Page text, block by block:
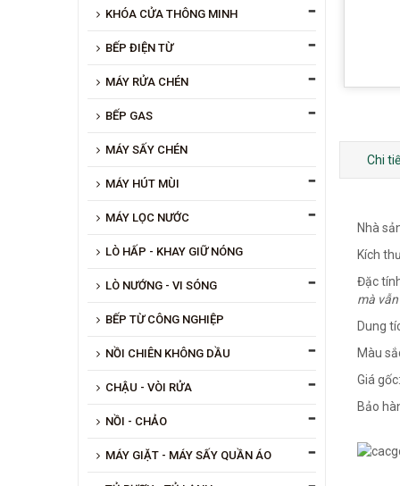
KHÓA CỬA THÔNG MINH
BẾP ĐIỆN TỪ
MÁY RỬA CHÉN
BẾP GAS
MÁY SẤY CHÉN
MÁY HÚT MÙI
MÁY LỌC NƯỚC
LÒ HẤP - KHAY GIỮ NÓNG
LÒ NƯỚNG - VI SÓNG
BẾP TỪ CÔNG NGHIỆP
NỒI CHIÊN KHÔNG DẦU
CHẬU - VÒI RỬA
NỒI - CHẢO
MÁY GIẶT - MÁY SẤY QUẦN ÁO
Chi
Nhà
Kích
Đặc
mà
Dung
Màu
Giá gốc:
Bảo